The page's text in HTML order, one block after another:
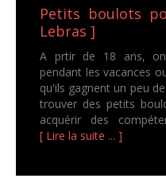
Petits boulots
Lebras ]
A prtir de 18 ans,
pendant les vacances
qu'ils gagnent un peu
trouver des petits
acquérir des
[ Lire la suite ... ]